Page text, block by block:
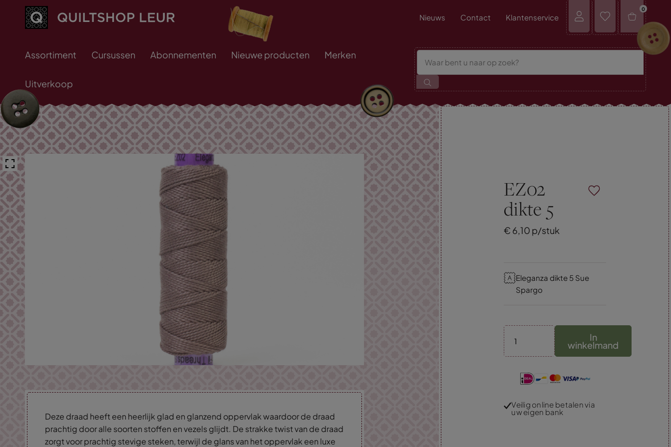
Nieuws Contact Klantenservice
0
Assortiment Cursussen Abonnementen Nieuwe producten Merken
Uitverkoop
Deze draad heeft een heerlijk glad en glanzend oppervlak waardoor de draad
prachtig door alle soorten stoffen en vezels glijdt. De strakke twist van de draad
zorgt voor prachtig stevige steken, terwijl de glans van het oppervlak een luxe
EZ02
dikte 5
€ 6,10 p/stuk
Eleganza dikte 5 Sue
Spargo
In
winkelmand
Veilig online betalen via
uw eigen bank